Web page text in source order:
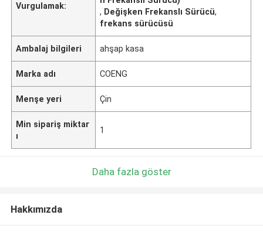
Vurgulamak:
, Değişken Frekanslı Sürücü,
frekans sürücüsü
Ambalaj bilgileri ahşap kasa
Marka adı COENG
Menşe yeri Çin
Min sipariş miktar
ı
1
Daha fazla göster
Hakkımızda